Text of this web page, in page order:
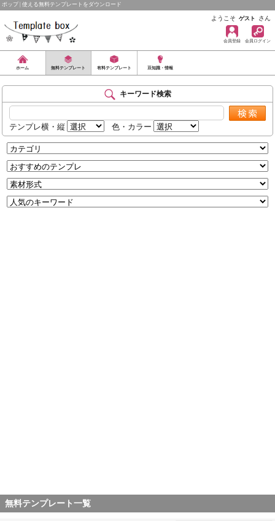
ポップ | 使える無料テンプレートをダウンロード
ようこそ ゲスト さん
会員登録 会員ログイン
ホーム 無料テンプレート 有料テンプレート 豆知識・情報
キーワード検索
テンプレ横・縦 色・カラー
無料テンプレート一覧